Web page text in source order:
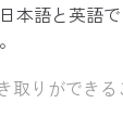
本語と英語
取りができ